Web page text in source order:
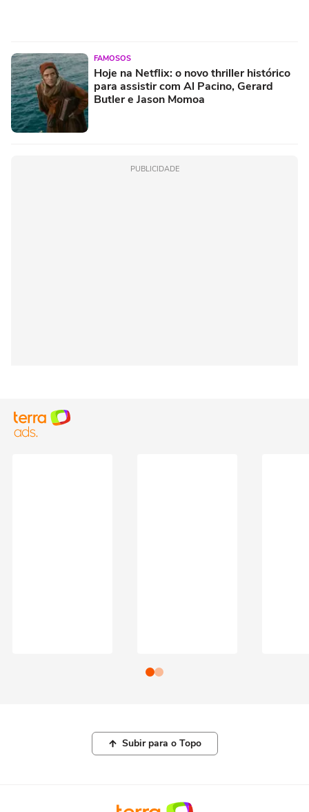
FAMOSOS
Hoje na Netflix: o novo thriller histórico
para assistir com Al Pacino, Gerard
Butler e Jason Momoa
PUBLICIDADE
Subir para o Topo